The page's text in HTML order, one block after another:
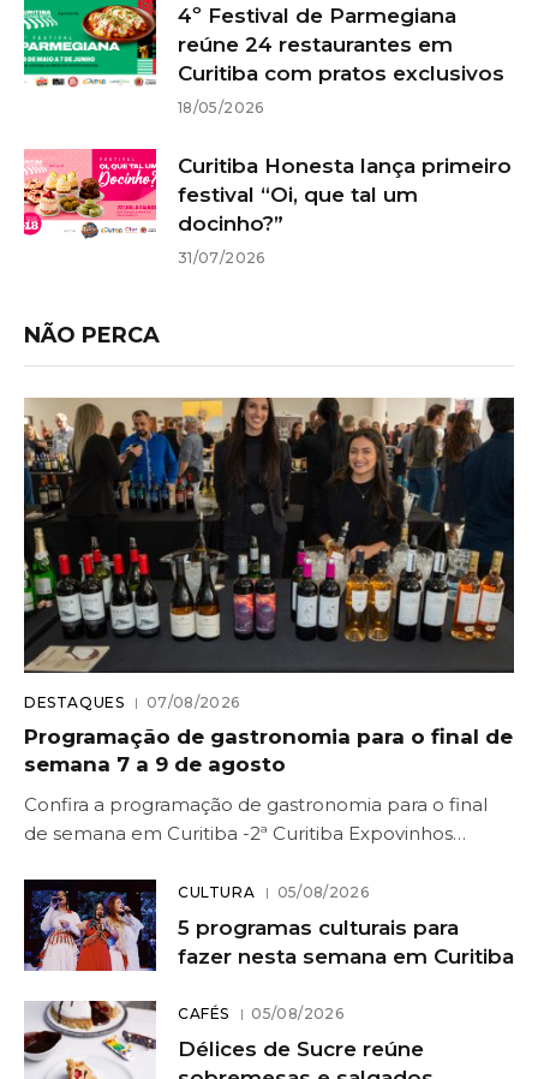
4º Festival de Parmegiana
reúne 24 restaurantes em
Curitiba com pratos exclusivos
18/05/2026
Curitiba Honesta lança primeiro
festival “Oi, que tal um
docinho?”
31/07/2026
NÃO PERCA
DESTAQUES 07/08/2026
Programação de gastronomia para o final de
semana 7 a 9 de agosto
Confira a programação de gastronomia para o final
de semana em Curitiba -2ª Curitiba Expovinhos…
CULTURA 05/08/2026
5 programas culturais para
fazer nesta semana em Curitiba
CAFÉS 05/08/2026
Délices de Sucre reúne